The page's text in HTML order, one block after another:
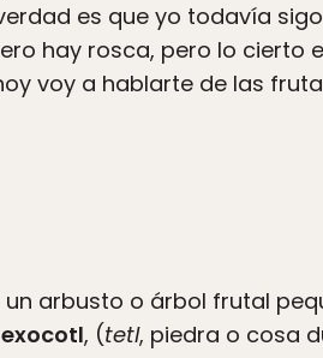
es que yo todavía
hay rosca, pero lo
voy a hablarte de las
arbusto o árbol frutal
, (tetl, piedra o cosa